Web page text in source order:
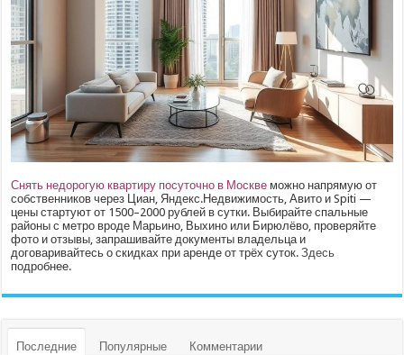
Снять недорогую квартиру посуточно в Москве можно напрямую от
собственников через Циан, Яндекс.Недвижимость, Авито и Spiti —
цены стартуют от 1500–2000 рублей в сутки. Выбирайте спальные
районы с метро вроде Марьино, Выхино или Бирюлёво, проверяйте
фото и отзывы, запрашивайте документы владельца и
договаривайтесь о скидках при аренде от трёх суток.Здесь
подробнее.
Последние Популярные Комментарии